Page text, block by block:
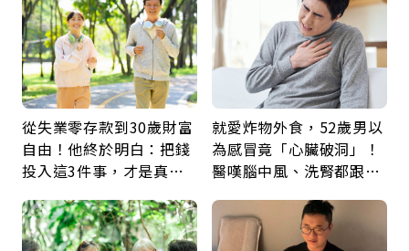
從失業零存款到30歲財富
自由！他終於明白：把錢
投入這3件事，才是真正
就愛炸物外食，52歲男以
為感冒竟「心臟破洞」！
醫嘆腦中風、洗腎都跟它
救